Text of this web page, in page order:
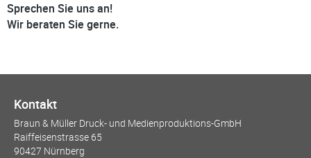
Sprechen Sie uns an!
Wir beraten Sie gerne.
Kontakt
Braun & Müller Druck- und Medienproduktions-GmbH
Raiffeisenstrasse 65
90427 Nürnberg